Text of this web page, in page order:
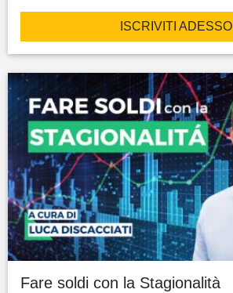
ISCRIVITI ADESSO
Fare soldi con la Stagionalità